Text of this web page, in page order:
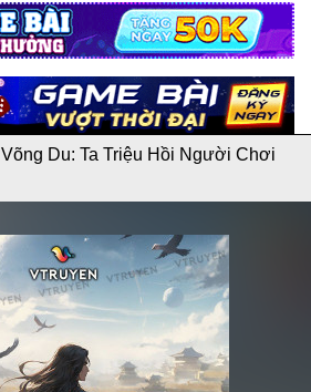
Võng Du: Ta Triệu Hồi Người Chơi